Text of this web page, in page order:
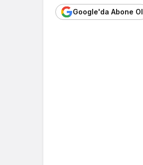
Google'da Abone Ol